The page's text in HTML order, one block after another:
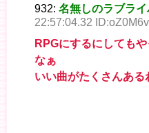
932: 名無しのラブラ
22:57:04.32
RPGにするにしても
なぁ
いい曲がたくさんある